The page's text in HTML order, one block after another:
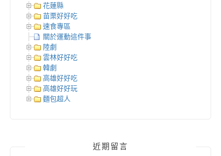
花蓮縣
苗栗好好吃
速食專區
關於運動這件事
陸劇
雲林好好吃
韓劇
高雄好好吃
高雄好好玩
麵包超人
近期留言